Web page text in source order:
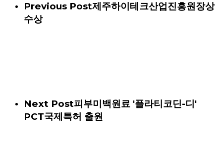
Previous Post제주하이테크산업진흥원장상
수상
Next Post피부미백원료 '플라티코딘-디'
PCT국제특허 출원